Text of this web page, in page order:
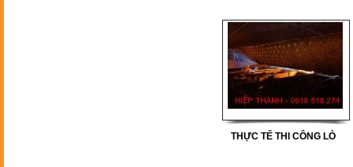
GẠCH
THỰC TẾ THI CÔNG LÒ